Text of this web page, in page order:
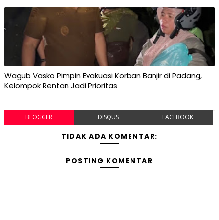
Wagub Vasko Pimpin Evakuasi Korban Banjir di Padang,
Kelompok Rentan Jadi Prioritas
BLOGGER DISQUS FACEBOOK
TIDAK ADA KOMENTAR:
POSTING KOMENTAR